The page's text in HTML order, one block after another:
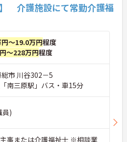
】 介護施設にて常勤介護福
～19.0万円程度
～228万円程度
市 川谷302－5
南三原駅」バス・車15分
員)
事または介護福祉士 ※相談業